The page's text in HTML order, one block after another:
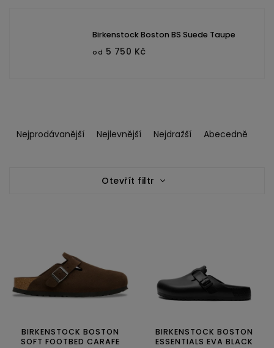
Birkenstock Boston BS Suede Taupe
od 5 750 Kč
a
t
ů
Nejprodávanější Nejlevnější Nejdražší Abecedně
Otevřít filtr
d
u
BIRKENSTOCK BOSTON
SOFT FOOTBED CARAFE
BIRKENSTOCK BOSTON
ESSENTIALS EVA BLACK